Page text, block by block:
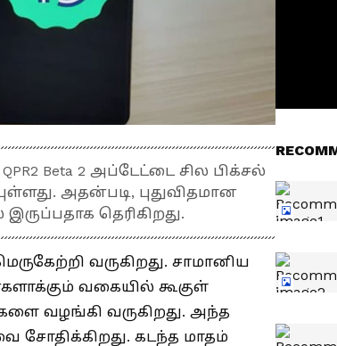
Beta 2 அப்டேட்டை சில பிக்சல்
அதன்படி, புதுவிதமான
தெரிகிறது.
வருகிறது. சாமானிய
வகையில் கூகுள்
வழங்கி வருகிறது. அந்த
சோதிக்கிறது. கடந்த மாதம்